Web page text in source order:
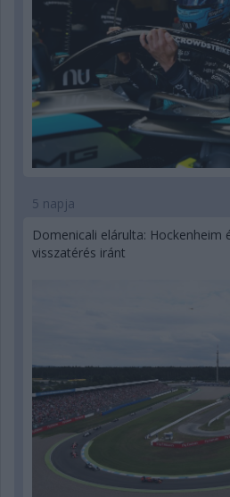
5 napja
Domenicali elárulta: Hockenheim
visszatérés iránt